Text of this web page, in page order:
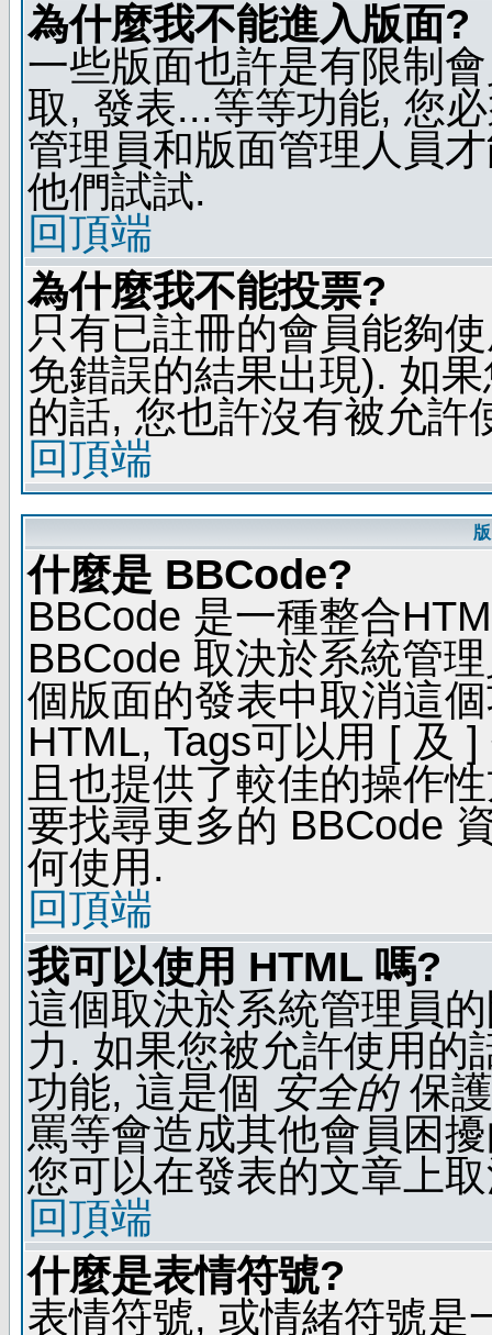
為什麼我不能進入版面?
一些版面也許是有限制
取, 發表...等等功能, 您
管理員和版面管理人員
他們試試.
回頂端
為什麼我不能投票?
只有已註冊的會員能夠
免錯誤的結果出現). 如
的話, 您也許沒有被允許
回頂端
什麼是 BBCode?
BBCode 是一種整合
BBCode 取決於系統管
個版面的發表中取消這
HTML, Tags可以用 [ 及
且也提供了較佳的操作
要找尋更多的 BBCode
何使用.
回頂端
我可以使用 HTML 嗎?
這個取決於系統管理員
力. 如果您被允許使用的
功能, 這是個 安全的保
罵等會造成其他會員困
您可以在發表的文章上
回頂端
什麼是表情符號?
表情符號, 或情緒符號是